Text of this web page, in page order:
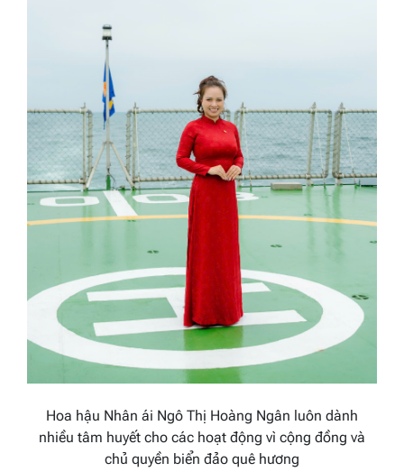
Hoa hậu Nhân ái Ngô Thị Hoàng Ngân luôn dành
nhiều tâm huyết cho các hoạt động vì cộng đồng và
chủ quyền biển đảo quê hương